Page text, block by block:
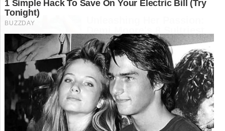
Pães Viciantes: 6
Receitas Caseiras Que